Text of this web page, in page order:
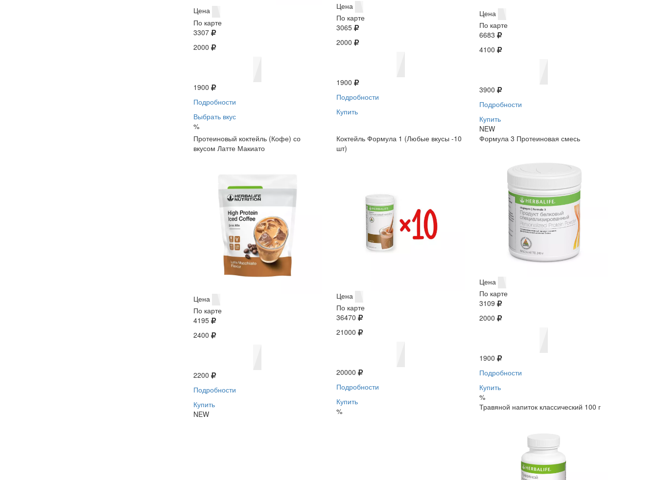
Цена
По карте
3307
2000
1900
Подробности
Выбрать вкус
%
Цена
По карте
3065
2000
1900
Подробности
Купить
Цена
По карте
6683
4100
3900
Подробности
Купить
NEW
Протеиновый коктейль (Кофе) со
вкусом Латте Макиато
Цена
По карте
4195
2400
2200
Подробности
Купить
NEW
Коктейль Формула 1 (Любые вкусы -10
шт)
Цена
По карте
36470
21000
20000
Подробности
Купить
%
Формула 3 Протеиновая смесь
Цена
По карте
3109
2000
1900
Подробности
Купить
%
Травяной напиток классический 100 г